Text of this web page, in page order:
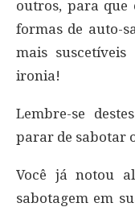
outros, para que
formas de auto-
mais
ironia!
Lembre-se
parar de sabotar
Você já notou
sabotagem em